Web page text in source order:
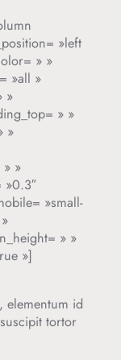
»left
» »
»all »
»
» »
»
»
»0.3″
»small-
» »
»]
elementum id
tortor